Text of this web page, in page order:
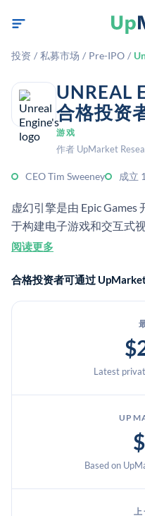
投资 / 私募市场 / Pre-IPO /
UNREAL
合格投资
游戏
作者 UpMarket
CEO Tim Sweeney 成立
虚幻引擎是由 Epic Games
于构建电子游戏和交互式
制作。
阅读更多
合格投资者可通过 UpMarket
Latest
Based on
上